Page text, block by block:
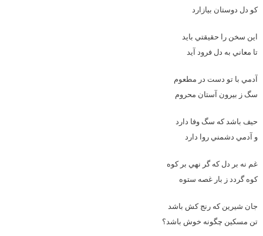
کو دل دوستان بيازارد
اين سخن را حقيقتي بايد
تا معاني به دل فرود آيد
آدمي با تو دست در مطعوم
سگ ز بيرون آستان محروم
حيف باشد که سگ وفا دارد
و آدمي دشمني روا دارد
غم نه بر دل که گر نهي بر کوه
کوه گردد ز بار غصه ستوه
جان شيرين که رنج کش باشد
تن مسکين چگونه خوش باشد؟